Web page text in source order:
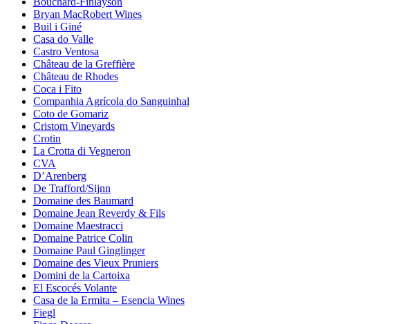
Bryan MacRobert Wines
Buil i Giné
Casa do Valle
Castro Ventosa
Château de la Greffière
Château de Rhodes
Coca i Fito
Companhia Agrícola do Sanguinhal
Coto de Gomariz
Cristom Vineyards
Crotin
La Crotta di Vegneron
CVA
D’Arenberg
De Trafford/Sijnn
Domaine des Baumard
Domaine Jean Reverdy & Fils
Domaine Maestracci
Domaine Patrice Colin
Domaine Paul Ginglinger
Domaine des Vieux Pruniers
Domini de la Cartoixa
El Escocés Volante
Casa de la Ermita – Esencia Wines
Fiegl